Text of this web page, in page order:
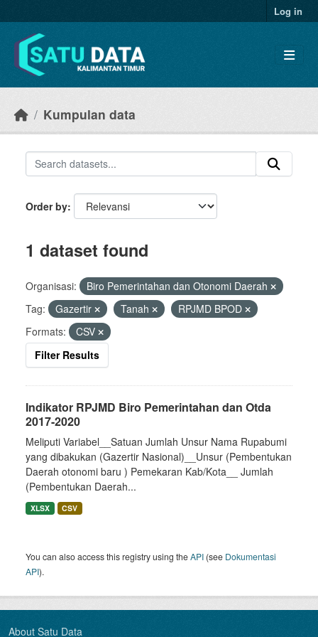
Log in
Kumpulan data
Order by
1 dataset found
Organisasi:
Biro Pemerintahan dan Otonomi Daerah
Tag:
Gazertir Tanah
RPJMD BPOD
Formats:
CSV
Filter Results
Indikator RPJMD Biro Pemerintahan dan Otda
2017-2020
Meliputi Variabel__Satuan Jumlah Unsur Nama Rupabumi
yang dibakukan (Gazertir Nasional)__Unsur (Pembentukan
Daerah otonomi baru ) Pemekaran Kab/Kota__ Jumlah
(Pembentukan Daerah...
XLSX CSV
You can also access this registry using theAPI (see Dokumentasi
API).
About Satu Data